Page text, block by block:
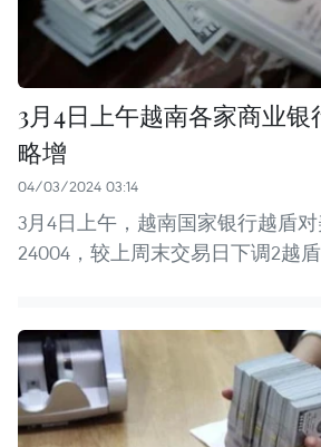
3月4日上午越南各家商业
略增
04/03/2024 03:14
3月4日上午，越南国家银行越盾
24004，较上周末交易日下调2越盾